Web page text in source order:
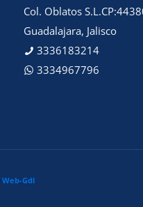
Col. Oblatos
Guadalajara, Jalisco
3336183214
3334967796
Web-Gdl